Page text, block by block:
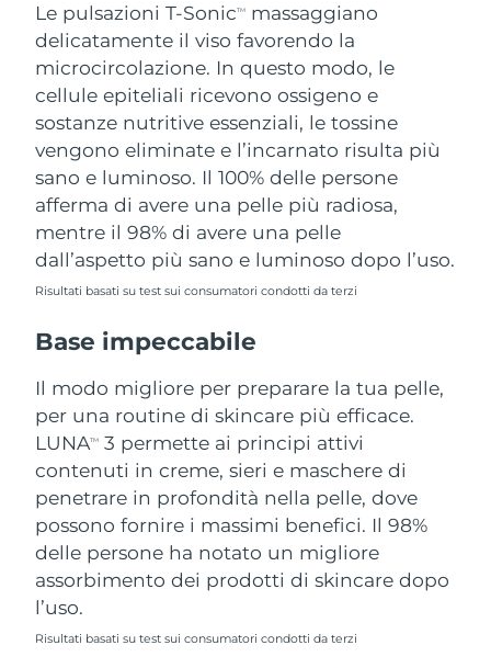
Le pulsazioni T-SonicTM
massaggiano
delicatamente il viso favorendo la
microcircolazione. In questo modo, le
cellule epiteliali ricevono ossigeno e
sostanze nutritive essenziali, le tossine
vengono eliminate e l’incarnato risulta più
sano e luminoso. Il 100% delle persone
afferma di avere una pelle più radiosa,
mentre il 98% di avere una pelle
dall’aspetto più sano e luminoso dopo l’uso.
Risultati basati su test sui consumatori condotti da terzi
Base impeccabile
Il modo migliore per preparare la tua pelle,
per una routine di skincare più efficace.
LUNATM
3 permette ai principi attivi
contenuti in creme, sieri e maschere di
penetrare in profondità nella pelle, dove
possono fornire i massimi benefici. Il 98%
delle persone ha notato un migliore
assorbimento dei prodotti di skincare dopo
l’uso.
Risultati basati su test sui consumatori condotti da terzi